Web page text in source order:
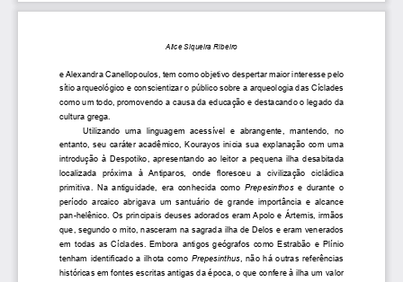
Alice Siqueira Ribeiro
e Alexandra Canellopoulos, tem como objetivo despertar maior interesse pelo
sítio arqueológico e conscientizar o público sobre a arqueologia das Cíclades
como um todo, promovendo a causa da educação e destacando o legado da
cultura grega.
Utilizando  uma  linguagem  acessível  e  abrangente,  mantendo,  no
entanto,  seu  caráter  acadêmico,  Kourayos  inicia  sua  explanação  com  uma
introdução  à  Despotiko,  apresentando  ao  leitor  a  pequena  ilha  desabitada
localizada  próxima  à  Antiparos,  onde  floresceu  a  civilização  cicládica
primitiva.  Na  antiguidade,  era  conhecida  como Prepesinthos e  durante  o
período  arcaico  abrigava  um  santuário  de  grande  importância  e  alcance
pan-helênico. Os principais deuses adorados eram Apolo e Ártemis, irmãos
que, segundo o mito, nasceram na sagrada ilha de Delos e eram venerados
em todas as Cíclades. Embora antigos geógrafos como Estrabão e Plínio
tenham identificado a ilhota como Prepesinthus,  não  há  outras  referências
históricas em fontes escritas antigas da época, o que confere à ilha um valor